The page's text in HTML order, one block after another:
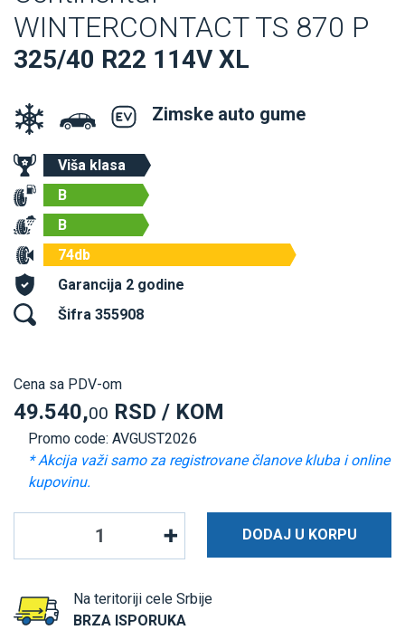
WINTERCONTACT TS 870 P
325/40 R22 114V XL
Zimske auto gume
Viša klasa
B
B
74db
Garancija 2 godine
Šifra 355908
Cena sa PDV-om
49.540,00 RSD / KOM
Promo code: AVGUST2026
* Akcija važi samo za registrovane članove kluba i online
kupovinu.
DODAJ U KORPU
Na teritoriji cele Srbije
BRZA ISPORUKA